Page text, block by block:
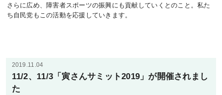
さらに広め、障害者スポーツの振興にも貢献していくとのこと。私た
ち自民党もこの活動を応援していきます。
2019.11.04
11/2、11/3「寅さんサミット2019」が開催されまし
た